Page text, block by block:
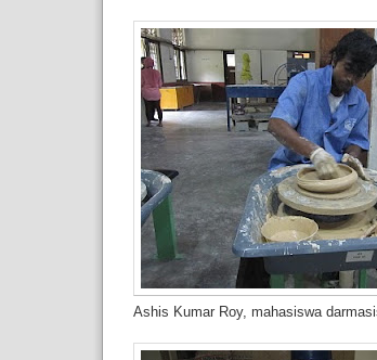
Ashis Kumar Roy, mahasiswa